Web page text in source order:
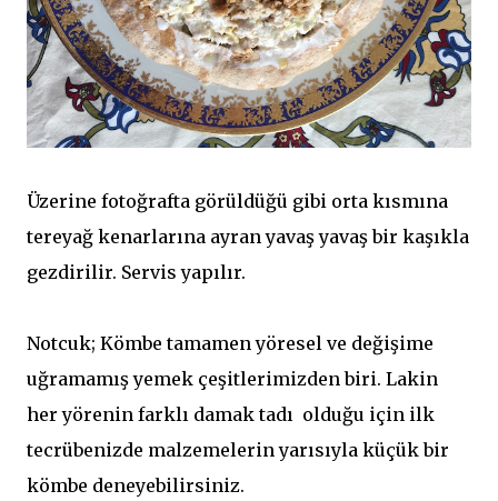
Üzerine fotoğrafta görüldüğü gibi orta kısmına
tereyağ kenarlarına ayran yavaş yavaş bir kaşıkla
gezdirilir. Servis yapılır.
Notcuk; Kömbe tamamen yöresel ve değişime
uğramamış yemek çeşitlerimizden biri. Lakin
her yörenin farklı damak tadı olduğu için ilk
tecrübenizde malzemelerin yarısıyla küçük bir
kömbe deneyebilirsiniz.